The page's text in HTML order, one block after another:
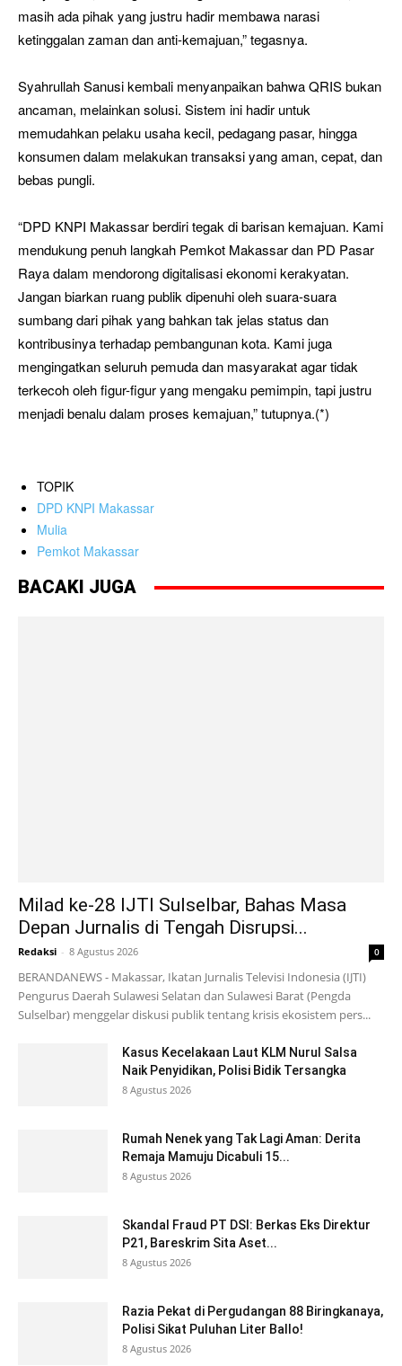
masih ada pihak yang justru hadir membawa narasi
ketinggalan zaman dan anti-kemajuan,” tegasnya.
Syahrullah Sanusi kembali menyanpaikan bahwa QRIS bukan
ancaman, melainkan solusi. Sistem ini hadir untuk
memudahkan pelaku usaha kecil, pedagang pasar, hingga
konsumen dalam melakukan transaksi yang aman, cepat, dan
bebas pungli.
“DPD KNPI Makassar berdiri tegak di barisan kemajuan. Kami
mendukung penuh langkah Pemkot Makassar dan PD Pasar
Raya dalam mendorong digitalisasi ekonomi kerakyatan.
Jangan biarkan ruang publik dipenuhi oleh suara-suara
sumbang dari pihak yang bahkan tak jelas status dan
kontribusinya terhadap pembangunan kota. Kami juga
mengingatkan seluruh pemuda dan masyarakat agar tidak
terkecoh oleh figur-figur yang mengaku pemimpin, tapi justru
menjadi benalu dalam proses kemajuan,” tutupnya.(*)
TOPIK
DPD KNPI Makassar
Mulia
Pemkot Makassar
BACAKI JUGA
Milad ke-28 IJTI Sulselbar, Bahas Masa
Depan Jurnalis di Tengah Disrupsi...
Redaksi - 8 Agustus 2026 0
BERANDANEWS - Makassar, Ikatan Jurnalis Televisi Indonesia (IJTI)
Pengurus Daerah Sulawesi Selatan dan Sulawesi Barat (Pengda
Sulselbar) menggelar diskusi publik tentang krisis ekosistem pers...
Kasus Kecelakaan Laut KLM Nurul Salsa
Naik Penyidikan, Polisi Bidik Tersangka
8 Agustus 2026
Rumah Nenek yang Tak Lagi Aman: Derita
Remaja Mamuju Dicabuli 15...
8 Agustus 2026
Skandal Fraud PT DSI: Berkas Eks Direktur
P21, Bareskrim Sita Aset...
8 Agustus 2026
Razia Pekat di Pergudangan 88 Biringkanaya,
Polisi Sikat Puluhan Liter Ballo!
8 Agustus 2026